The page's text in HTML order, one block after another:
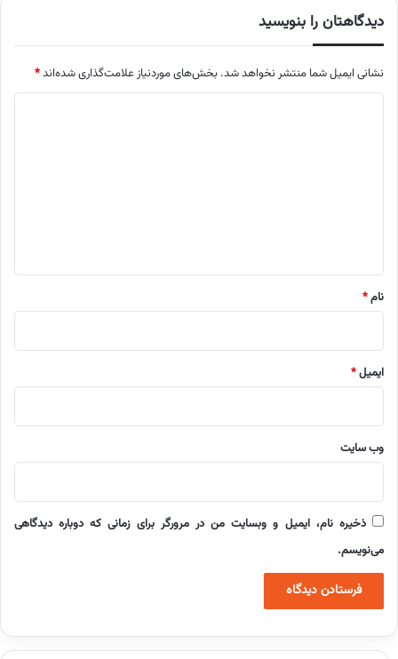
دیدگاهتان را بنویسید
نشانی ایمیل شما منتشر نخواهد شد. بخش‌های موردنیاز علامت‌گذاری شده‌اند*
نام*
ایمیل*
وب‌ سایت
ذخیره نام، ایمیل و وبسایت من در مرورگر برای زمانی که دوباره دیدگاهی
می‌نویسم.